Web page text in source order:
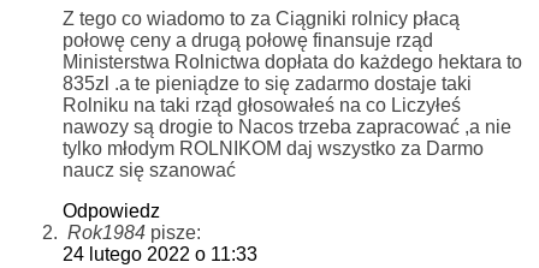
Z tego co wiadomo to za Ciągniki rolnicy płacą
połowę ceny a drugą połowę finansuje rząd
Ministerstwa Rolnictwa dopłata do każdego hektara to
835zl .a te pieniądze to się zadarmo dostaje taki
Rolniku na taki rząd głosowałeś na co Liczyłeś
nawozy są drogie to Nacos trzeba zapracować ,a nie
tylko młodym ROLNIKOM daj wszystko za Darmo
naucz się szanować
Odpowiedz
Rok1984 pisze:
24 lutego 2022 o 11:33